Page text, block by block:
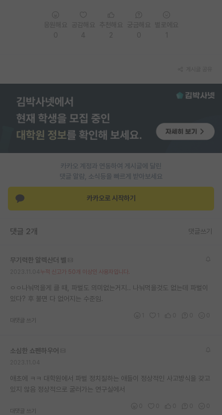
커리어
유학교육
반도체 아카데미
재팬라운지 🌸
카카오 계정과 연동하여 게시글에 달린
댓글 알람, 소식등을 빠르게 받아보세요
카카오로 시작하기
댓글 2개 댓글쓰기
무기력한 알렉산더 벨
누적 신고가 50개 이상인 사용자입니다.
ㅇㅇ나눠먹을게 클 때, 파벌도 의미없는거지.. 나눠먹을것도 없는데 파벌이
있다? 후 불면 다 없어지는 수준임.
대댓글 쓰기
소심한 쇼펜하우어
애초에 ㅋㅋ 대학원에서 파벌 정치질하는 애들이 정상적인 사고방식을 갖고
있지 않음 정상적으로 굴러가는 연구실에서
대댓글 쓰기